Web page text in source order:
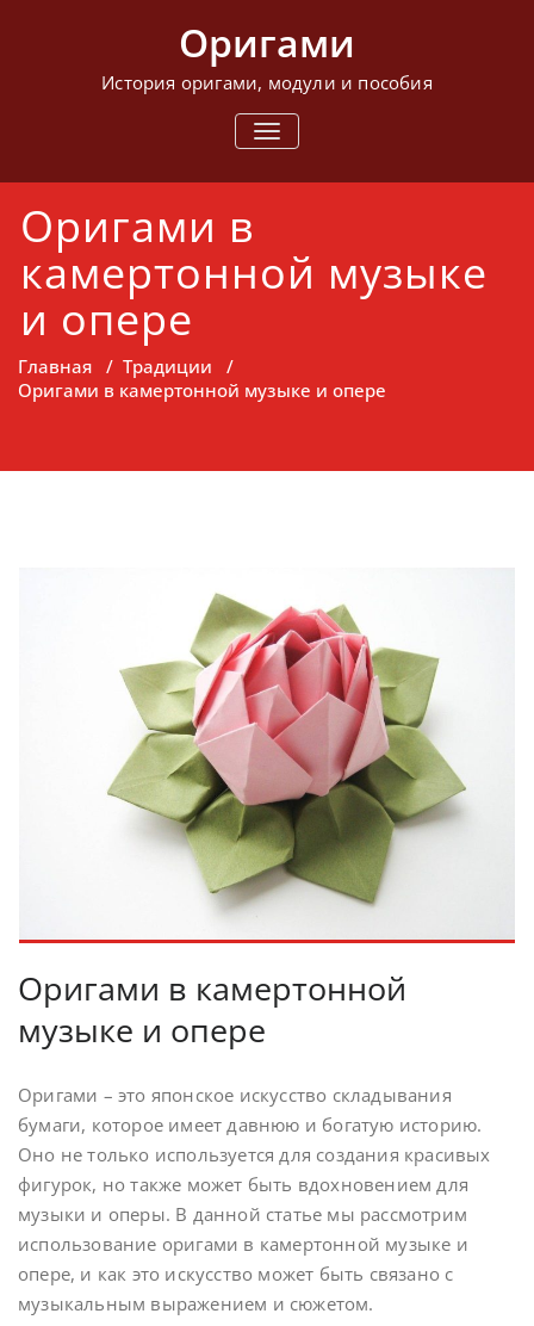
Оригами
История оригами, модули и пособия
ПОКАЗАТЬ/
СКРЫТЬ
Оригами в
камертонной музыке
и опере
Главная / Традиции /
Оригами в камертонной музыке и опере
Оригами в камертонной
музыке и опере
Оригами – это японское искусство складывания
бумаги, которое имеет давнюю и богатую историю.
Оно не только используется для создания красивых
фигурок, но также может быть вдохновением для
музыки и оперы. В данной статье мы рассмотрим
использование оригами в камертонной музыке и
опере, и как это искусство может быть связано с
музыкальным выражением и сюжетом.